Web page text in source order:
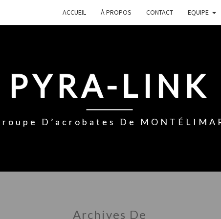
ACCUEIL À PROPOS CONTACT EQUIPE
PYRA-LINK
D’acrobates De
Archives De